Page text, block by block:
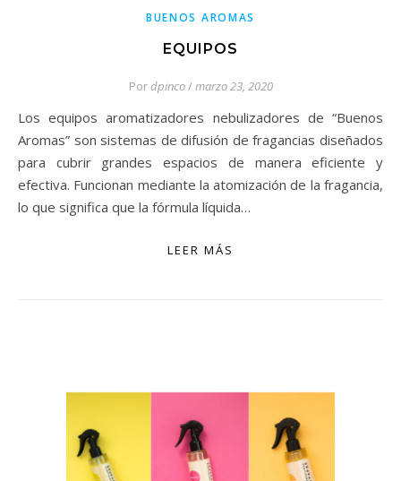
BUENOS AROMAS
EQUIPOS
Pordpinco/marzo 23, 2020
Los equipos aromatizadores nebulizadores de “Buenos
Aromas” son sistemas de difusión de fragancias diseñados
para cubrir grandes espacios de manera eficiente y
efectiva. Funcionan mediante la atomización de la fragancia,
lo que significa que la fórmula líquida…
LEER MÁS